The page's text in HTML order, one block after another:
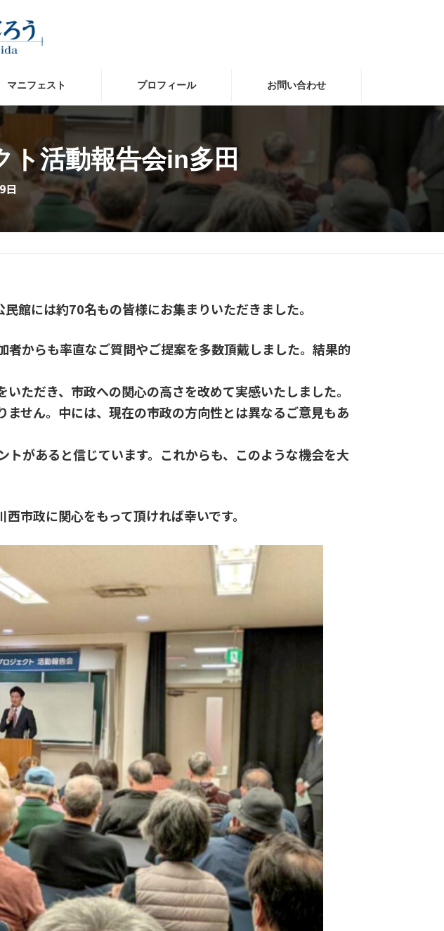
マニフェスト プロフィール お問い合わせ
ト活動報告会in多田
日
館には約70名もの皆様にお集まりいただきました。
からも率直なご質問やご提案を多数頂戴しました。結果的
ただき、市政への関心の高さを改めて実感いたしました。
せん。中には、現在の市政の方向性とは異なるご意見もあ
があると信じています。これからも、このような機会を大
市政に関心をもって頂ければ幸いです。